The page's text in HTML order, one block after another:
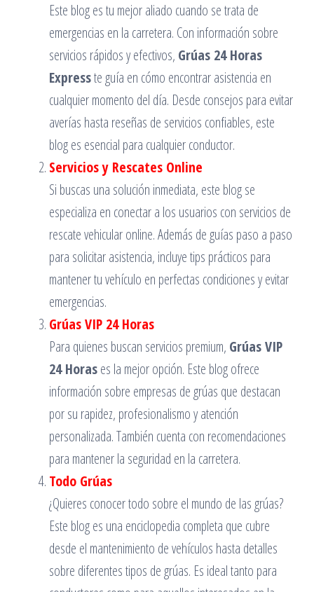
Este blog es tu mejor aliado cuando se trata de
emergencias en la carretera. Con información sobre
servicios rápidos y efectivos, Grúas 24 Horas
Expresste guía en cómo encontrar asistencia en
cualquier momento del día. Desde consejos para evitar
averías hasta reseñas de servicios confiables, este
blog es esencial para cualquier conductor.
Servicios y Rescates Online
Si buscas una solución inmediata, este blog se
especializa en conectar a los usuarios con servicios de
rescate vehicular online. Además de guías paso a paso
para solicitar asistencia, incluye tips prácticos para
mantener tu vehículo en perfectas condiciones y evitar
emergencias.
Grúas VIP 24 Horas
Para quienes buscan servicios premium, Grúas VIP
24 Horases la mejor opción. Este blog ofrece
información sobre empresas de grúas que destacan
por su rapidez, profesionalismo y atención
personalizada. También cuenta con recomendaciones
para mantener la seguridad en la carretera.
Todo Grúas
¿Quieres conocer todo sobre el mundo de las grúas?
Este blog es una enciclopedia completa que cubre
desde el mantenimiento de vehículos hasta detalles
sobre diferentes tipos de grúas. Es ideal tanto para